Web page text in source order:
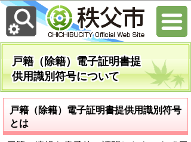
戸籍（除籍）電子証明書提
供用識別符号について
戸籍（除籍）電子証明書提供用識別符号
とは